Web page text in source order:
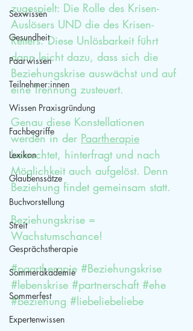
Sexwissen
Gesundheit
Paarwissen
Teilnehmer:innen
Wissen Praxisgründung
Fachbegriffe
Lexikon
Glaubenssätze
Buchvorstellung
Streit
Gesprächstherapie
Sommerakademie
Sommerfest
Expertenwissen
zugespielt: Die Rolle des Krisen-
Auslösers UND die des Krisen-
Retters. Diese Unlösbarkeit führt
dann leicht dazu, dass sich die
Beziehungskrise auswächst und auf
eine Trennung zusteuert.
Genau diese Konstellationen
werden in der Paartherapie
beleuchtet, hinterfragt und nach
Möglichkeit auch aufgelöst. Denn
Beziehung findet gemeinsam statt.
Beziehungskrise =
Wachstumschance!
#paartherapie #Beziehungskrise
#lebenskrise #partnerschaft #ehe
#beziehung #liebeliebeliebe